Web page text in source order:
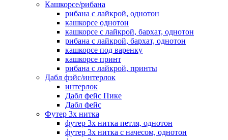
Кашкорсе/рибана
рибана с лайкрой, однотон
кашкорсе однотон
кашкорсе с лайкрой, бархат, однотон
рибана с лайкрой, бархат, однотон
кашкорсе под варенку
кашкорсе принт
рибана с лайкрой, принты
Дабл фэйс/интерлок
интерлок
Дабл фейс Пике
Дабл фейс
Футер 3х нитка
футер 3х нитка петля, однотон
футер 3х нитка с начесом, однотон